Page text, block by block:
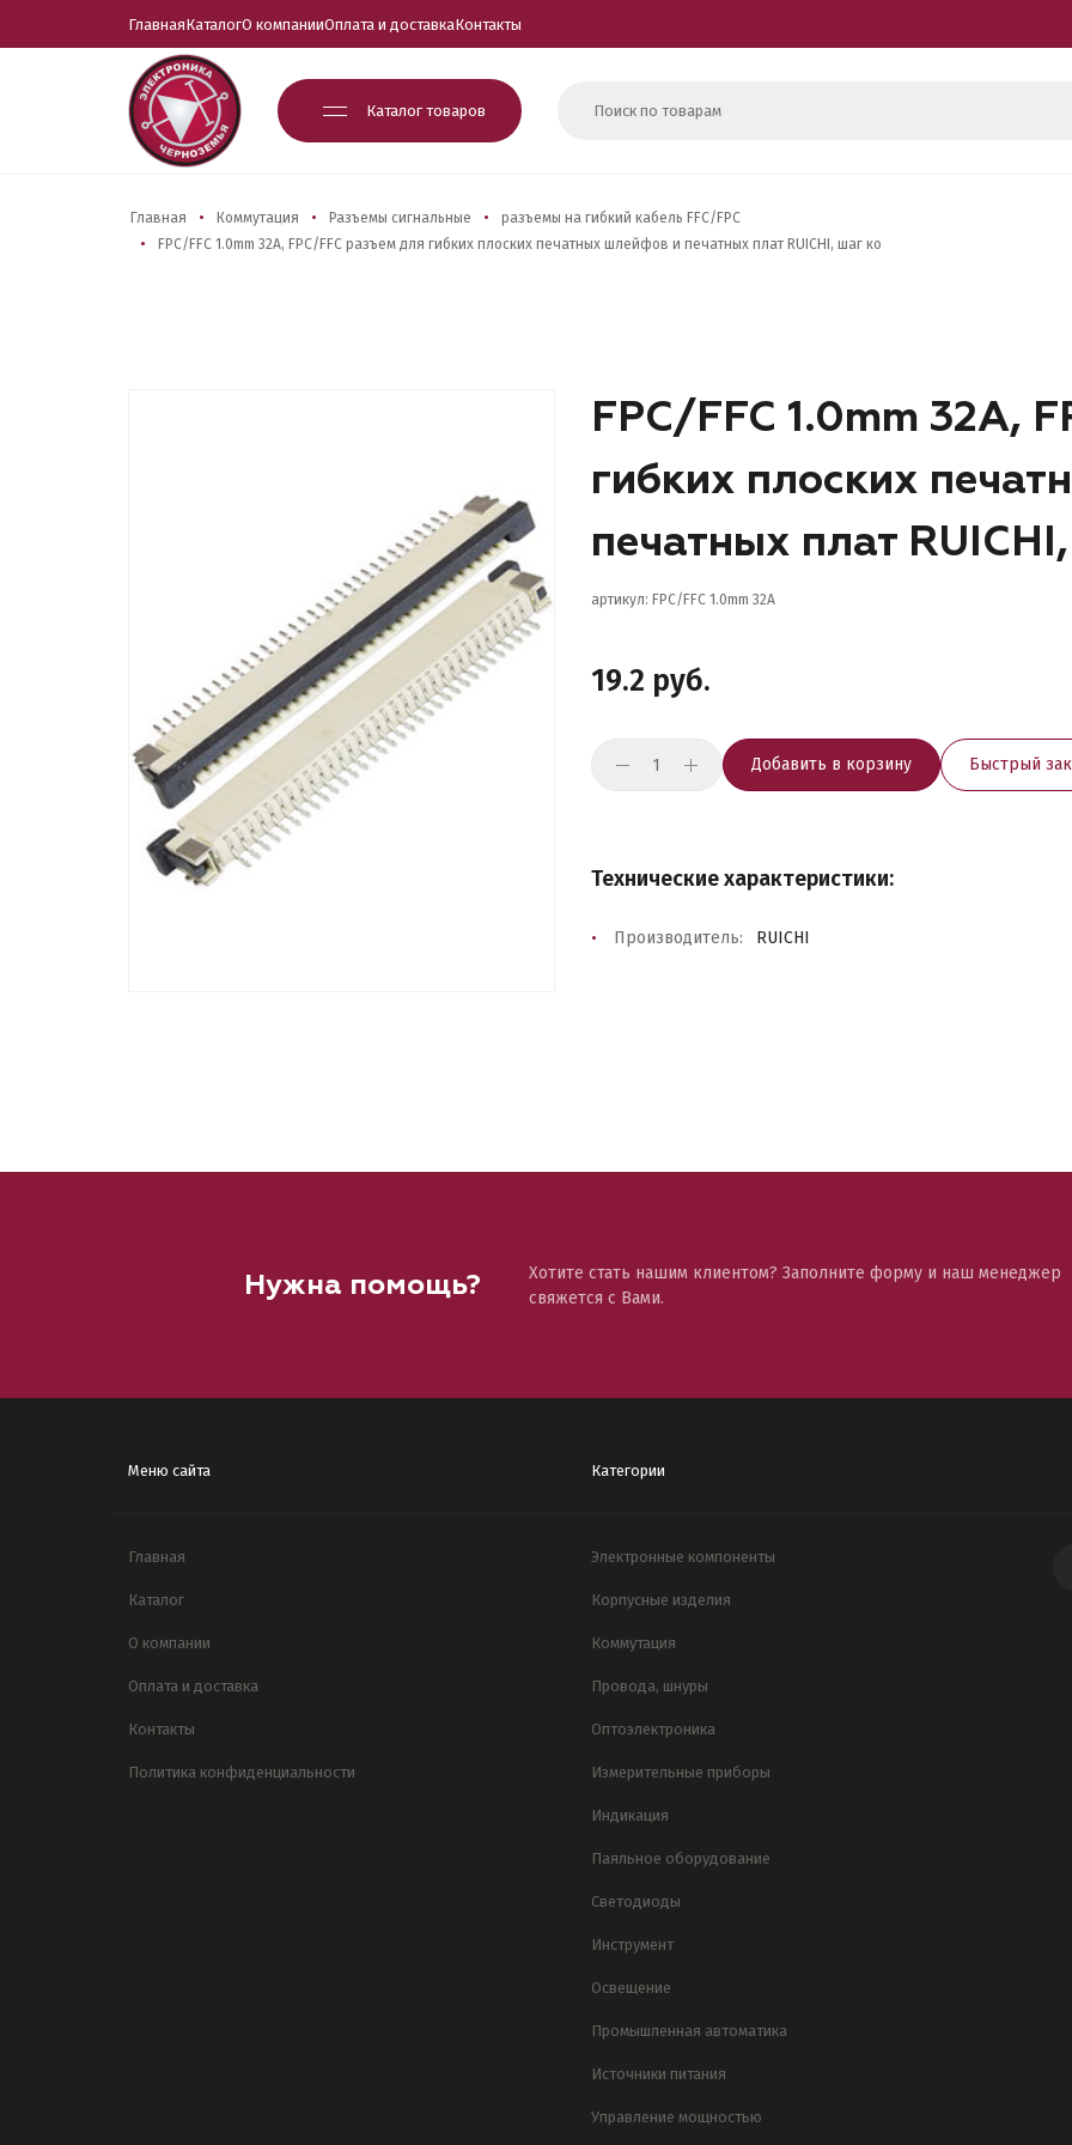
ГлавнаяКаталогО компанииОплата и доставкаКонтакты
Каталог товаров
Главная Коммутация Разъемы сигнальные
разъемы на гибкий кабель FFC/FPC
FPC/FFC 1.0mm 32A, FPC/FFC разъем для гибких плоских печатных шлейфов и печатных плат RUICHI, шаг ко
FPC/FFC 1.0mm 32A,
гибких плоских
печатных плат
артикул: FPC/FFC 1.0mm 32A
19.2 руб.
Добавить в корзину Быстрый
Технические характеристики:
Производитель: RUICHI
Нужна помощь?
Хотите стать нашим клиентом? Заполните форму и наш менеджер
свяжется с Вами.
Меню сайта Категории
Главная
Каталог
О компании
Оплата и доставка
Контакты
Политика конфиденциальности
Электронные компоненты
Корпусные изделия
Коммутация
Провода, шнуры
Оптоэлектроника
Измерительные приборы
Индикация
Паяльное оборудование
Светодиоды
Инструмент
Освещение
Промышленная автоматика
Источники питания
Управление мощностью